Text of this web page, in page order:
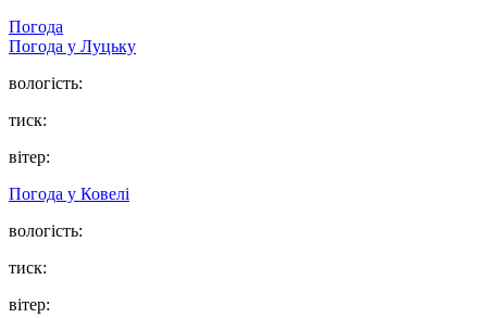
Погода
Погода у Луцьку
вологість:
тиск:
вітер:
Погода у Ковелі
вологість:
тиск:
вітер: